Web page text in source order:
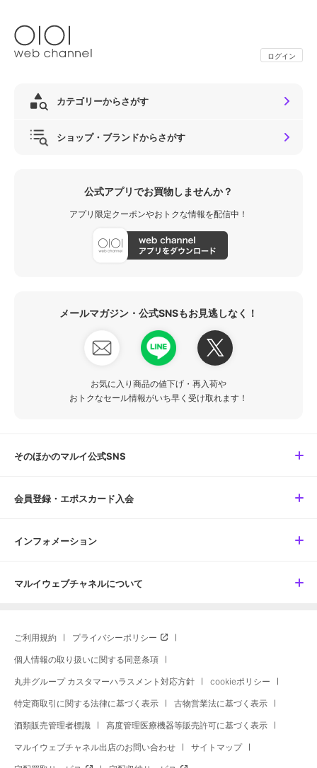
ログイン
カテゴリーからさがす
ショップ・ブランドからさがす
公式アプリでお買物しませんか？
アプリ限定クーポンやおトクな情報を配信中！
メールマガジン・公式SNSもお見逃しなく！
お気に入り商品の値下げ・再入荷や
おトクなセール情報がいち早く受け取れます！
そのほかのマルイ公式SNS
会員登録・エポスカード入会
インフォメーション
マルイウェブチャネルについて
ご利用規約 プライバシーポリシー
個人情報の取り扱いに関する同意条項
丸井グループ カスタマーハラスメント対応方針 cookieポリシー
特定商取引に関する法律に基づく表示 古物営業法に基づく表示
酒類販売管理者標識 高度管理医療機器等販売許可に基づく表示
マルイウェブチャネル出店のお問い合わせ サイトマップ